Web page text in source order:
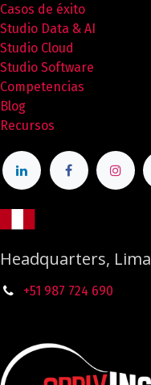
Casos de éxito
Studio Data & AI
Studio Cloud
Studio Software
Competencias
Blog
Recursos
Headquarters, Lima
+51 987 724 690